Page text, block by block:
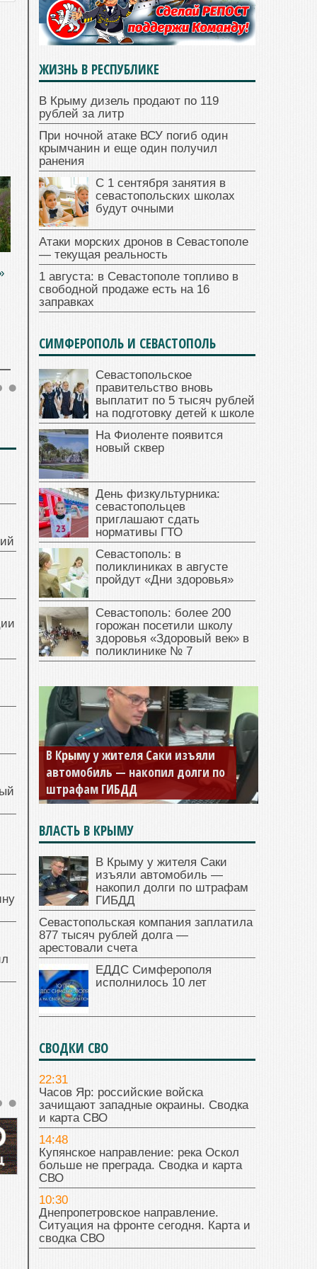
ЖИЗНЬ В РЕСПУБЛИКЕ
В Крыму дизель продают по 119
рублей за литр
При ночной атаке ВСУ погиб один
крымчанин и еще один получил
ранения
С 1 сентября занятия в
севастопольских школах
будут очными
Атаки морских дронов в Севастополе
— текущая реальность
1 августа: в Севастополе топливо в
свободной продаже есть на 16
заправках
СИМФЕРОПОЛЬ И СЕВАСТОПОЛЬ
Севастопольское
правительство вновь
выплатит по 5 тысяч рублей
на подготовку детей к школе
На Фиоленте появится
новый сквер
День физкультурника:
севастопольцев
приглашают сдать
нормативы ГТО
Севастополь: в
поликлиниках в августе
пройдут «Дни здоровья»
Севастополь: более 200
горожан посетили школу
здоровья «Здоровый век» в
поликлинике № 7
В Крыму у жителя Саки изъяли
автомобиль — накопил долги по
штрафам ГИБДД
ВЛАСТЬ В КРЫМУ
В Крыму у жителя Саки
изъяли автомобиль —
накопил долги по штрафам
ГИБДД
Севастопольская компания заплатила
877 тысяч рублей долга —
арестовали счета
ЕДДС Симферополя
исполнилось 10 лет
СВОДКИ СВО
22:31
Часов Яр: российские войска
зачищают западные окраины. Сводка
и карта СВО
14:48
Купянское направление: река Оскол
больше не преграда. Сводка и карта
СВО
10:30
Днепропетровское направление.
Ситуация на фронте сегодня. Карта и
сводка СВО